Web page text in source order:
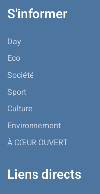
S'informer
Day
Eco
Société
Sport
Culture
Environnement
À CŒUR OUVERT
Liens directs